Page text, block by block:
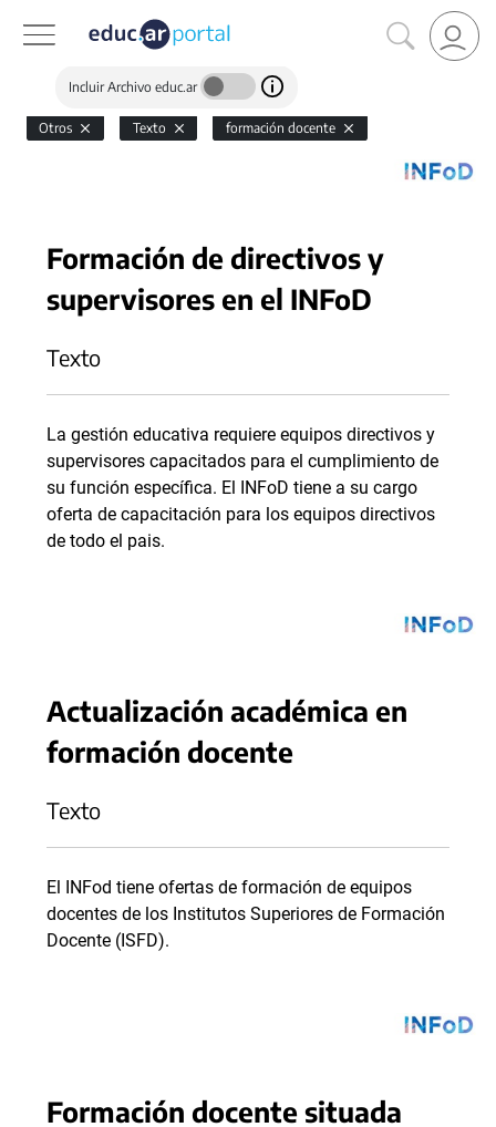
Incluir Archivo educ.ar
Otros Texto formación docente
Formación de directivos y
supervisores en el INFoD
Texto
La gestión educativa requiere equipos directivos y
supervisores capacitados para el cumplimiento de
su función específica. El INFoD tiene a su cargo
oferta de capacitación para los equipos directivos
de todo el pais.
Actualización académica en
formación docente
Texto
El INFod tiene ofertas de formación de equipos
docentes de los Institutos Superiores de Formación
Docente (ISFD).
Formación docente situada